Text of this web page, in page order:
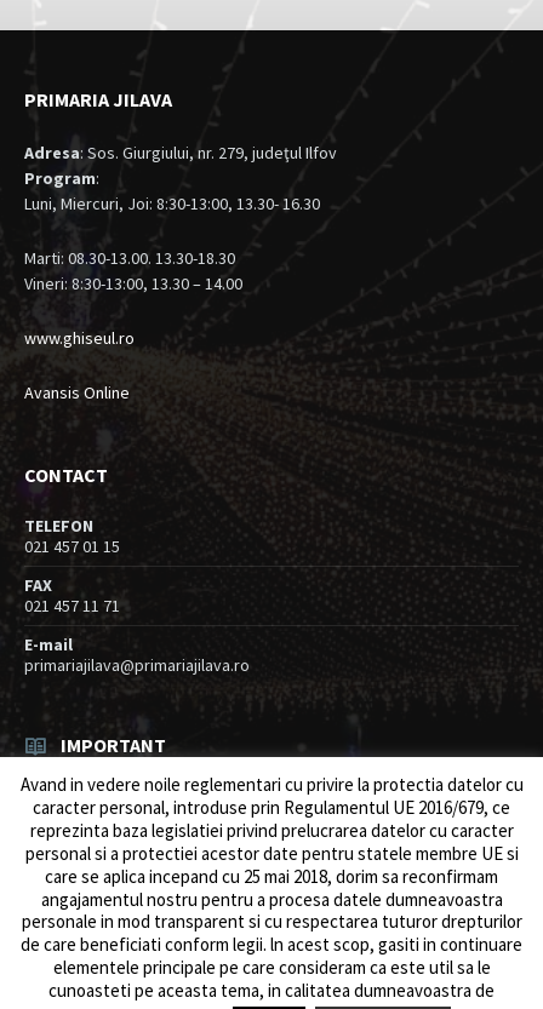
PRIMARIA JILAVA
Adresa: Sos. Giurgiului, nr. 279, judeţul Ilfov
Program:
Luni, Miercuri, Joi: 8:30-13:00, 13.30- 16.30
Marti: 08.30-13.00. 13.30-18.30
Vineri: 8:30-13:00, 13.30 – 14.00
www.ghiseul.ro
Avansis Online
CONTACT
TELEFON
021 457 01 15
FAX
021 457 11 71
E-mail
primariajilava@primariajilava.ro
IMPORTANT
Rezultat concurs expert – proba scrisa
06/08/2026 inResurse umane / Achizitii
Anunt concurs
05/08/2026 Resurse umane / Achizitii
© 2026 Primăria Comunei Jilava. Dev byows.ro
Avand in vedere noile reglementari cu privire la protectia datelor cu
caracter personal, introduse prin Regulamentul UE 2016/679, ce
reprezinta baza legislatiei privind prelucrarea datelor cu caracter
personal si a protectiei acestor date pentru statele membre UE si
care se aplica incepand cu 25 mai 2018, dorim sa reconfirmam
angajamentul nostru pentru a procesa datele dumneavoastra
personale in mod transparent si cu respectarea tuturor drepturilor
de care beneficiati conform legii. ln acest scop, gasiti in continuare
elementele principale pe care consideram ca este util sa le
cunoasteti pe aceasta tema, in calitatea dumneavoastra de